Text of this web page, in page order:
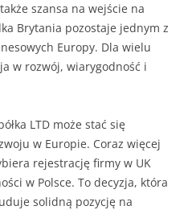
szansa na wejście na
Brytania pozostaje jednym z
Europy. Dla wielu
w rozwój, wiarygodność i
LTD może stać się
w Europie. Coraz więcej
rejestrację firmy w UK
w Polsce. To decyzja, która
solidną pozycję na